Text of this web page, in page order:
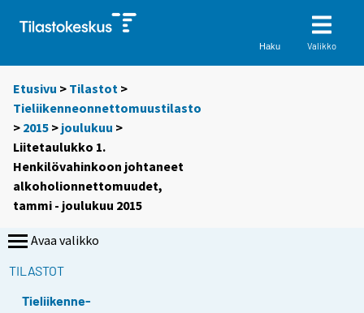
Haku Valikko
Etusivu > Tilastot >
Tieliikenneonnettomuustilasto
> 2015 > joulukuu >
Liitetaulukko 1.
Henkilövahinkoon johtaneet
alkoholionnettomuudet,
tammi - joulukuu 2015
Avaa valikko
TILASTOT
Tieliikenne-